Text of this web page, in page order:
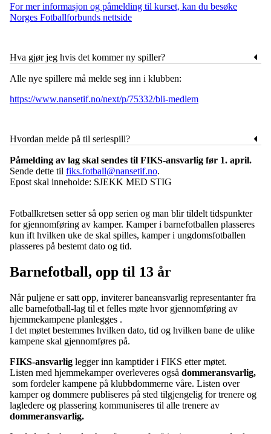
For mer informasjon og påmelding til kurset, kan du besøke
Norges Fotballforbunds nettside
Hva gjør jeg hvis det kommer ny spiller?
Alle nye spillere må melde seg inn i klubben:
https://www.nansetif.no/next/p/75332/bli-medlem
Hvordan melde på til seriespill?
Påmelding av lag skal sendes til FIKS-ansvarlig før 1. april.
Sende dette til fiks.fotball@nansetif.no.
Epost skal inneholde: SJEKK MED STIG
Fotballkretsen setter så opp serien og man blir tildelt tidspunkter
for gjennomføring av kamper. Kamper i barnefotballen plasseres
kun ift hvilken uke de skal spilles, kamper i ungdomsfotballen
plasseres på bestemt dato og tid.
Barnefotball, opp til 13 år
Når puljene er satt opp, inviterer baneansvarlig representanter fra
alle barnefotball-lag til et felles møte hvor gjennomføring av
hjemmekampene planlegges .
I det møtet bestemmes hvilken dato, tid og hvilken bane de ulike
kampene skal gjennomføres på.
FIKS-ansvarlig legger inn kamptider i FIKS etter møtet.
Listen med hjemmekamper overleveres også dommeransvarlig,
som fordeler kampene på klubbdommerne våre. Listen over
kamper og dommere publiseres på sted tilgjengelig for trenere og
lagledere og plassering kommuniseres til alle trenere av
dommeransvarlig.